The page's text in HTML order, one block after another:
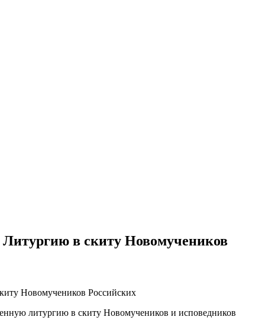
в скиту Новомучеников
литургию в скиту Новомучеников и исповедников